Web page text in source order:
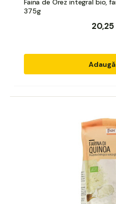
Faina de Orez integral bio,
375g
20,25